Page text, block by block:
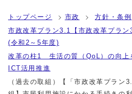
トップページ 市政 方針・条例
市政改革プラン3.1【市政改革プラン
(令和2～5年度)
改革の柱1 生活の質（QoL）の向上
ICT活用推進
（過去の取組）【「市政改革プラン